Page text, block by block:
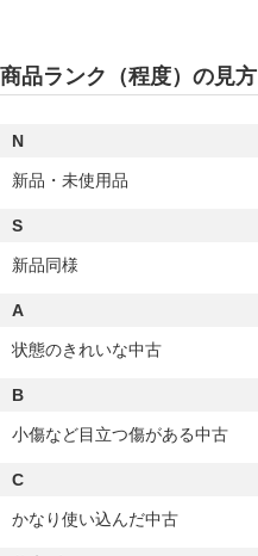
商品ランク（程度）の見方
N
新品・未使用品
S
新品同様
A
状態のきれいな中古
B
小傷など目立つ傷がある中古
C
かなり使い込んだ中古